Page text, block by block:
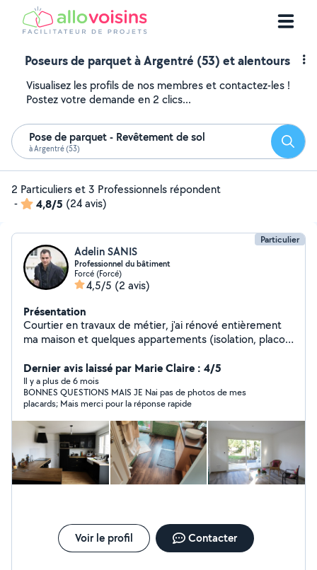
Poseurs de parquet à Argentré (53) et alentours
Visualisez les profils de nos membres et contactez-les !
Postez votre demande en 2 clics...
Pose de parquet - Revêtement de sol
à Argentré (53)
2 Particuliers et 3 Professionnels répondent
-
4,8/5 (24 avis)
Particulier
Adelin SANIS
Professionnel du bâtiment
Forcé (Forcé)
4,5/5 (2 avis)
Présentation
Courtier en travaux de métier, j'ai rénové entièrement
ma maison et quelques appartements (isolation, placo,
de bain, cuisine, etc.). J'aime les travaux quels qu'ils
soient et je suis ravi de proposer mes services et de
réaliser ce qui est désiré comme si c'était pour moi. Au
plaisir de vous rencontrer.
Dernier avis laissé par Marie Claire : 4/5
Il y a plus de 6 mois
BONNES QUESTIONS MAIS JE Nai pas de photos de mes
placards; Mais merci pour la réponse rapide
Voir le profil Contacter